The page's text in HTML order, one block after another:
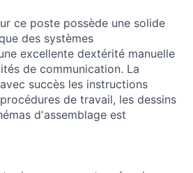
ce poste possède une solide
des systèmes
excellente dextérité manuelle
de communication. La
succès les instructions
de travail, les dessins
d'assemblage est